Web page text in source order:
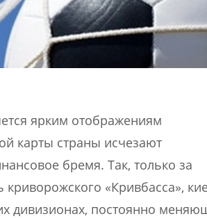
ярким отображениям
карты страны исчезают
бремя. Так, только за
«Кривбасса»,
дивизионах, постоянно